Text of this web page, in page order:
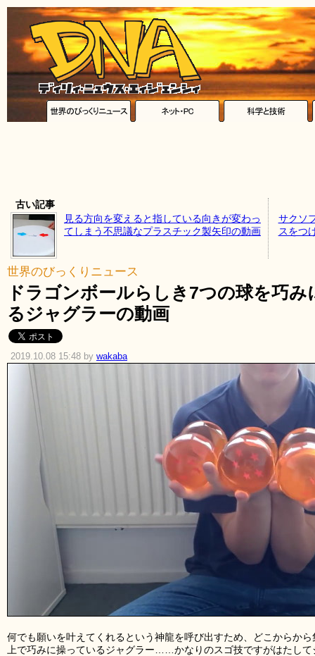
古い記事
見る方向を変えると指している向きが変わっ
てしまう不思議なプラスチック製矢印の動画
サクソ
スをつ
世界のびっくりニュース
ドラゴンボールらしき7つの球を巧
るジャグラーの動画
2019.10.08 15:48 by wakaba
何でも願いを叶えてくれるという神龍を呼び出すため、どこからか
上で巧みに操っているジャグラー……かなりのスゴ技ですがはたし